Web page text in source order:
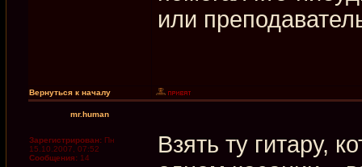
или
Вернуться к началу
mr.human
Зарегистрирован: Пн
15.10.2007, 07:52
Сообщения: 14
Взять ту гитару,